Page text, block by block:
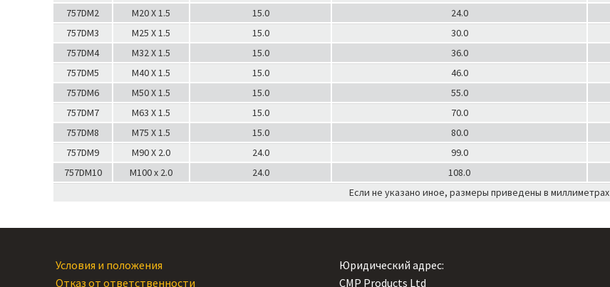
757DM2
M20 X 1.5 15.0 24.0
757DM3
M25 X 1.5 15.0 30.0
757DM4
M32 X 1.5 15.0 36.0
757DM5
M40 X 1.5 15.0 46.0
757DM6
M50 X 1.5 15.0 55.0
757DM7
M63 X 1.5 15.0 70.0
757DM8
M75 X 1.5 15.0 80.0
757DM9
M90 X 2.0 24.0 99.0
757DM10
M100 x 2.0 24.0 108.0
Если не указано иное, размеры приведены в миллиметрах
Условия и положения
Отказ от ответственности
Юридический адрес:
CMP Products Ltd